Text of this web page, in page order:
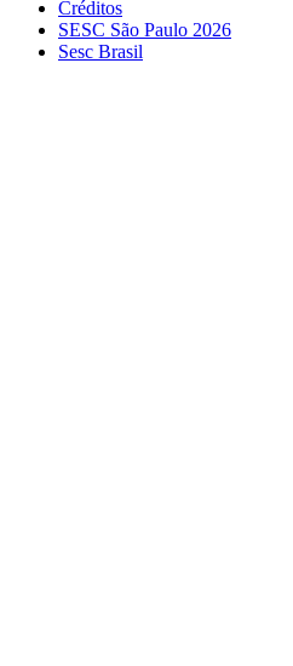
Créditos
SESC São Paulo 2026
Sesc Brasil